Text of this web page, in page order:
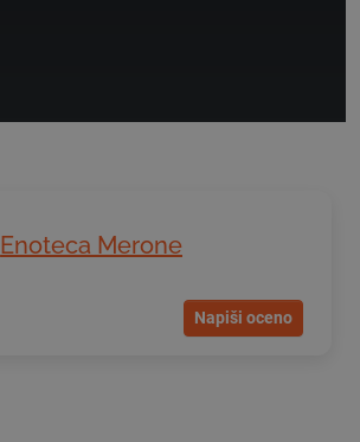
Enoteca Merone
Napiši oceno